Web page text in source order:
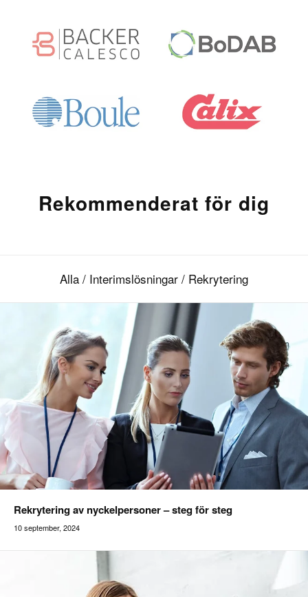
Rekommenderat för dig
Alla / Interimslösningar / Rekrytering
Addilon
Rekrytering av nyckelpersoner – steg för steg
10 september, 2024